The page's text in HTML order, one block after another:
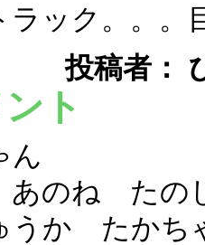
ラック。。。
投稿者：
ト
ん
のね たの
うか たかち